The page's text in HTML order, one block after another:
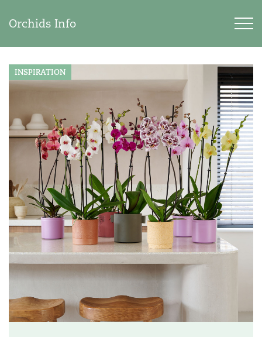
Orchids Info
INSPIRATION